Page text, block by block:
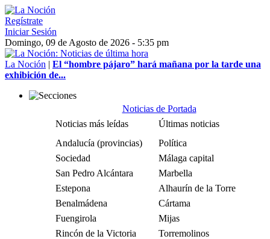
Regístrate
Iniciar Sesión
Domingo, 09 de Agosto de 2026 - 5:35 pm
La Noción | El “hombre pájaro” hará mañana por la tarde una
exhibición de...
Noticias de Portada
Noticias más leídas
Últimas noticias
Andalucía (provincias)
Política
Sociedad
Málaga capital
San Pedro Alcántara
Marbella
Estepona
Alhaurín de la Torre
Benalmádena
Cártama
Fuengirola
Mijas
Rincón de la Victoria
Torremolinos